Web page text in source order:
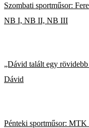
Szombati sportműsor:
NB I, NB II, NB III
„Dávid talált egy
Dávid
Pénteki sportműsor: MTK